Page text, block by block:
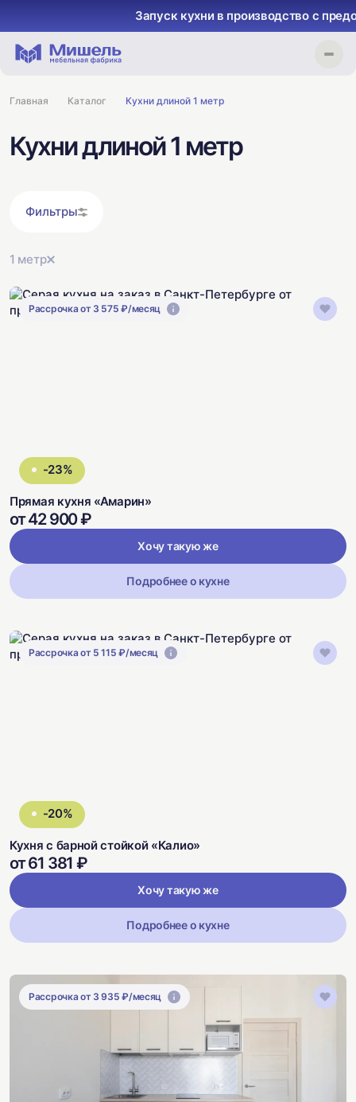
Запуск кухни в производство с
Главная Каталог Кухни длиной 1 метр
Кухни длиной 1 метр
Фильтры
1 метр
Рассрочка от 3 575 ₽/месяц
-23%
Прямая кухня «Амарин»
от 42 900 ₽
Хочу такую же
Подробнее о кухне
Рассрочка от 5 115 ₽/месяц
-20%
Кухня с барной стойкой «Калио»
от 61 381 ₽
Хочу такую же
Подробнее о кухне
Рассрочка от 3 935 ₽/месяц